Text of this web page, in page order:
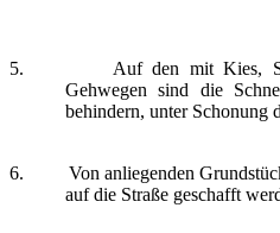
5.
Auf den mit Kies,
Gehwegen sind die
behindern, unter Schonung
6.
Von anliegenden
auf die Straße geschafft